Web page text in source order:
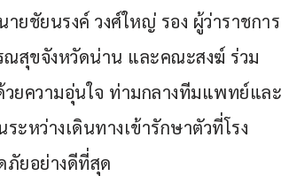
ชัยนรงค์ วงศ์ใหญ่ รอง ผู้ว่าราชการ
สุขจังหวัดน่าน และคณะสงฆ์ ร่วม
ยความอุ่นใจ ท่ามกลางทีมแพทย์และ
หว่างเดินทางเข้ารักษาตัวที่โรง
ยอย่างดีที่สุด